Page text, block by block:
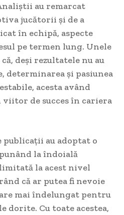
au remarcat
jucătorii și de a
în echipă, aspecte
pe termen lung. Unele
deși rezultatele nu au
determinarea și pasiunea
acesta având
de succes în cariera
publicații au adoptat o
la îndoială
la acest nivel
că ar putea fi nevoie
mai îndelungat pentru
dorite. Cu toate acestea,